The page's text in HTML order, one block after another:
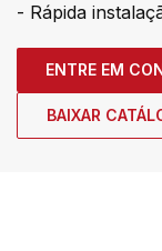
- Rápida
ENTRE EM
BAIXAR